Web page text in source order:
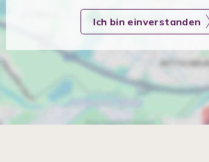
Ich bin einverstanden